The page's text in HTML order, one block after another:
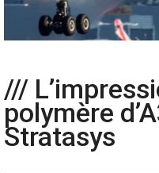
///
polymère
Stratasys